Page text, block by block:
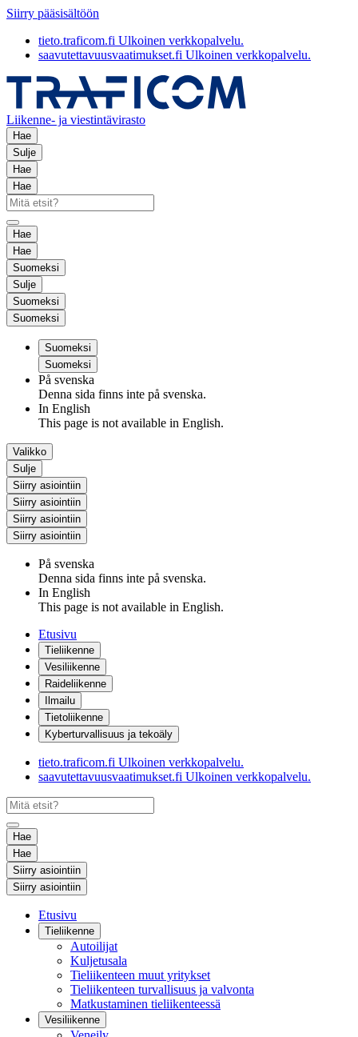
Siirry pääsisältöön
tieto.traficom.fi Ulkoinen verkkopalvelu.
saavutettavuusvaatimukset.fi Ulkoinen verkkopalvelu.
Liikenne- ja viestintävirasto
Hae
Sulje
Hae
Hae
Hae
Hae
Suomeksi
Sulje
Suomeksi
Suomeksi
Suomeksi
Suomeksi
På svenska
Denna sida finns inte på svenska.
In English
This page is not available in English.
Valikko
Sulje
Siirry asiointiin
Siirry asiointiin
Siirry asiointiin
Siirry asiointiin
På svenska
Denna sida finns inte på svenska.
In English
This page is not available in English.
Etusivu
Tieliikenne
Vesiliikenne
Raideliikenne
Ilmailu
Tietoliikenne
Kyberturvallisuus ja tekoäly
tieto.traficom.fi Ulkoinen verkkopalvelu.
saavutettavuusvaatimukset.fi Ulkoinen verkkopalvelu.
Hae
Hae
Siirry asiointiin
Siirry asiointiin
Etusivu
Tieliikenne
Autoilijat
Kuljetusala
Tieliikenteen muut yritykset
Tieliikenteen turvallisuus ja valvonta
Matkustaminen tieliikenteessä
Vesiliikenne